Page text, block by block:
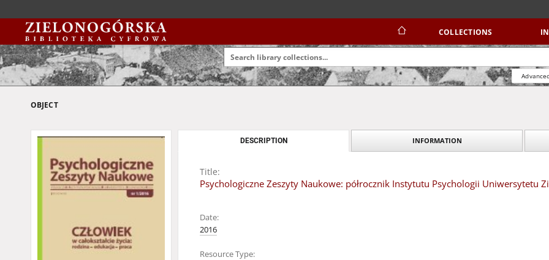
COLLECTIONS
OBJECT
DESCRIPTION INFORMATION
Title:
Psychologiczne Zeszyty Naukowe: półrocznik Instytutu Psychologii Uniwersytetu
Date:
2016
Resource Type: